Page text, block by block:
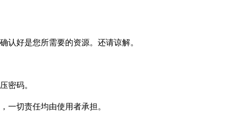
认好是您所需要的资源。还请谅解。
密码。
一切责任均由使用者承担。